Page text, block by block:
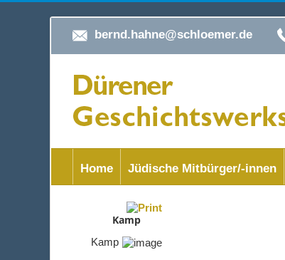
bernd.hahne@schloemer.de
Home Jüdische Mitbürger/-innen
Kamp
Kamp